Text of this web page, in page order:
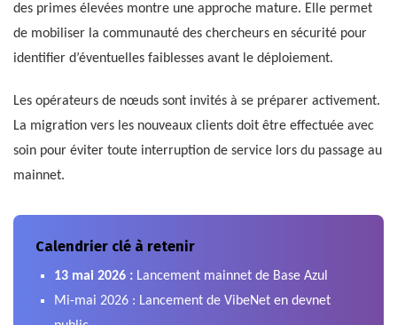
des primes élevées montre une approche mature. Elle permet
de mobiliser la communauté des chercheurs en sécurité pour
identifier d’éventuelles faiblesses avant le déploiement.
Les opérateurs de nœuds sont invités à se préparer activement.
La migration vers les nouveaux clients doit être effectuée avec
soin pour éviter toute interruption de service lors du passage au
mainnet.
Calendrier clé à retenir
13 mai 2026 :Lancement mainnet de Base Azul
Mi-mai 2026 : Lancement de VibeNet en devnet